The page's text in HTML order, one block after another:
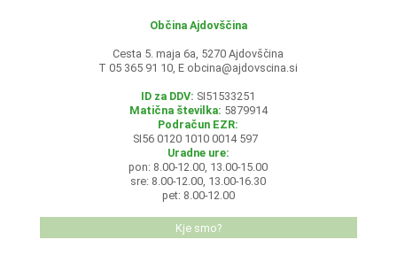
Občina Ajdovščina
Cesta 5. maja 6a, 5270 Ajdovščina
T 05 365 91 10, E obcina@ajdovscina.si
ID za DDV: SI51533251
Matična številka: 5879914
Podračun EZR:
SI56 0120 1010 0014 597
Uradne ure:
pon: 8.00-12.00, 13.00-15.00
sre: 8.00-12.00, 13.00-16.30
pet: 8.00-12.00
Kje smo?